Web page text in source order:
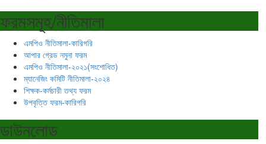
ফরমসমূহ/নীতিমালা
এমপিও নীতিমালা-কারিগরি
আপার গ্রেড নমুনা ফরম
এমপিও নীতিমালা-২০২১(সংশোধিত)
ম্যানেজিং কমিটি নীতিমালা-২০২৪
শিক্ষক-কর্মচারী তথ্য ফরম
উপবৃত্তি ফরম-কারিগরি
ডাউনলোড